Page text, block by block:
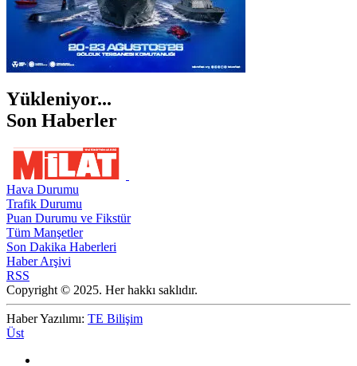
Yükleniyor...
Son Haberler
Hava Durumu
Trafik Durumu
Puan Durumu ve Fikstür
Tüm Manşetler
Son Dakika Haberleri
Haber Arşivi
RSS
Copyright © 2025. Her hakkı saklıdır.
Haber Yazılımı: TE Bilişim
Üst